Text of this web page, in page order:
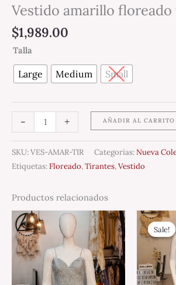
Vestido amarillo
$1,989.00
Talla
Large Medium Small
- + AÑADIR AL CARRITO
SKU:VES-AMAR-TIR Categorías:Nueva
Etiquetas:Floreado,Tirantes,Vestido
Productos relacionados
Sale!
Sale!